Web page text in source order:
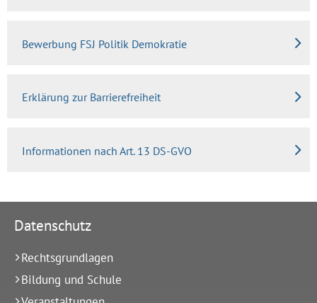
Bewerbung FSJ Politik Demokratie
Erklärung zur Barrierefreiheit
Informationen nach Art. 13 DS-GVO
Datenschutz
Rechtsgrundlagen
Bildung und Schule